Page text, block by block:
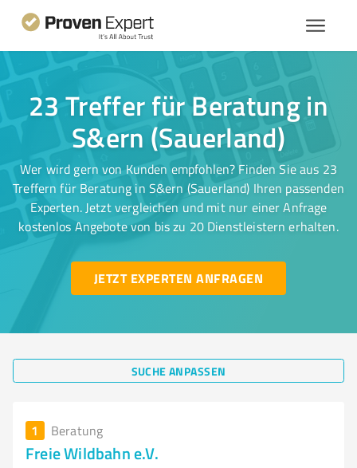
23 Treffer für Beratung in
S&ern (Sauerland)
Wer wird gern von Kunden empfohlen? Finden Sie aus 23
Treffern für Beratung in S&ern (Sauerland) Ihren passenden
Experten. Jetzt vergleichen und mit nur einer Anfrage
kostenlos Angebote von bis zu 20 Dienstleistern erhalten.
JETZT EXPERTEN ANFRAGEN
SUCHE ANPASSEN
1 Beratung
Freie Wildbahn e.V.